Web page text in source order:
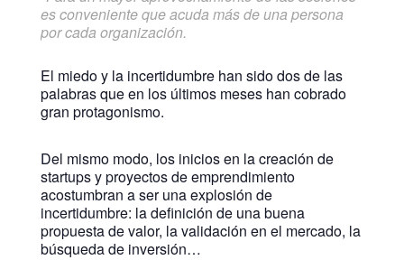
es conveniente que acuda más de una persona
por cada organización.
El miedo y la incertidumbre han sido dos de las
palabras que en los últimos meses han cobrado
gran protagonismo.
Del mismo modo, los inicios en la creación de
startups y proyectos de emprendimiento
acostumbran a ser una explosión de
incertidumbre: la definición de una buena
propuesta de valor, la validación en el mercado, la
búsqueda de inversión…